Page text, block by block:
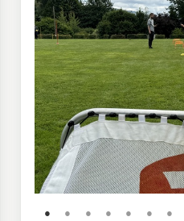
● ● ● ● ● ● ●